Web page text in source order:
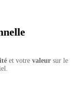
et votre valeursur le